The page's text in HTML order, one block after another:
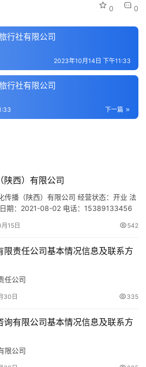
0 0
行社有限公司
2023年10月14日 下午11:33
行社有限公司
下一篇
陕西）有限公司
传播（陕西）有限公司 经营状态：开业 法
期：2021-08-02 电话：15389133456
北辰东路518号林邑小区商铺6-101号 网
15日 542
限责任公司基本情况信息及联系方
任公司
30日 335
询有限公司基本情况信息及联系方
限公司